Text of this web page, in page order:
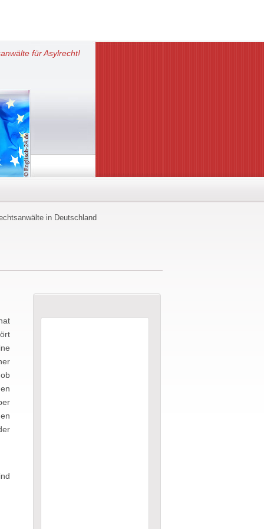
für Asylrecht!
in Deutschland